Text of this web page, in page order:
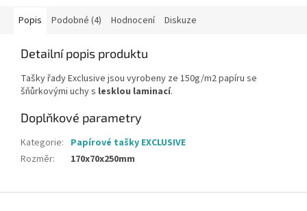
Popis Podobné (4) Hodnocení Diskuze
Detailní popis produktu
Tašky řady Exclusive jsou vyrobeny ze 150g/m2 papíru se
šňůrkovými uchy s lesklou laminací.
Doplňkové parametry
Kategorie: Papírové tašky EXCLUSIVE
Rozměr: 170x70x250mm